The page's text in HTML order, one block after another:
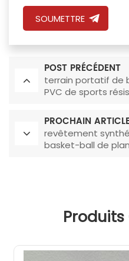
SOUMETTRE
POST PRÉCÉDENT
terrain portatif de
PVC de sports
PROCHAIN
revêtement
basket-ball de
Produits